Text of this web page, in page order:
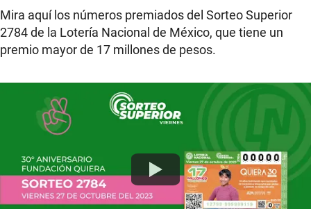
Mira aquí los números premiados del Sorteo Superior
2784 de la Lotería Nacional de México, que tiene un
premio mayor de 17 millones de pesos.